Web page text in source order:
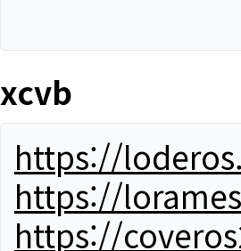
xcvb
https://
https://
https://